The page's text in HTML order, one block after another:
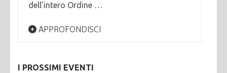
dell’intero Ordine …
APPROFONDISCI
I PROSSIMI EVENTI